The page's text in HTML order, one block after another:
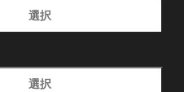
選択
選択